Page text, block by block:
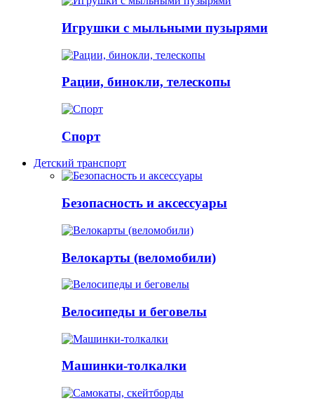
Игрушки с мыльными пузырями
Рации, бинокли, телескопы
Спорт
Детский транспорт
Безопасность и аксессуары
Велокарты (веломобили)
Велосипеды и беговелы
Машинки-толкалки